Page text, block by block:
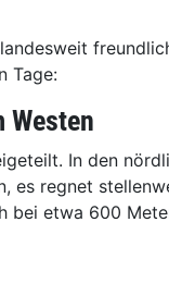
Tage:
In den
es regnet
bei etwa 600